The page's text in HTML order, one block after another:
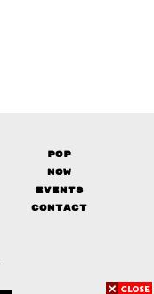
Pop
Now
Events
Contact